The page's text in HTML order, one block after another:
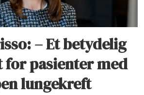
– Et betydelig
pasienter med
lungekreft